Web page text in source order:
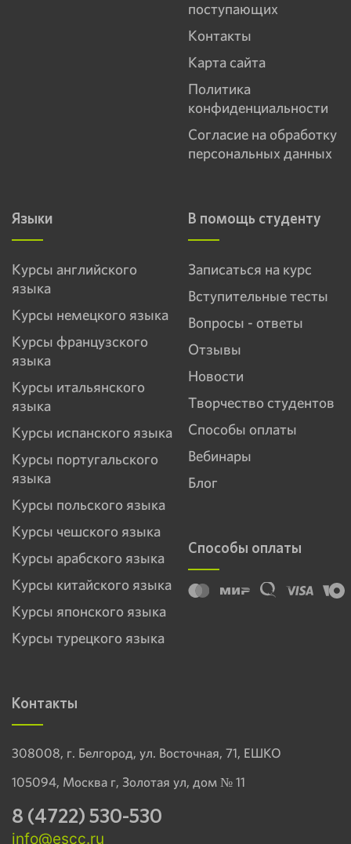
поступающих
Контакты
Карта сайта
Политика
конфиденциальности
Согласие на обработку
персональных данных
В помощь студенту
Записаться на курс
Вступительные тесты
Вопросы - ответы
Отзывы
Новости
Творчество студентов
Способы оплаты
Вебинары
Блог
Способы оплаты
Языки
Курсы английского
языка
Курсы немецкого языка
Курсы французского
языка
Курсы итальянского
языка
Курсы испанского языка
Курсы португальского
языка
Курсы польского языка
Курсы чешского языка
Курсы арабского языка
Курсы китайского языка
Курсы японского языка
Курсы турецкого языка
Контакты
308008, г. Белгород, ул. Восточная, 71, ЕШКО
105094, Москва г, Золотая ул, дом № 11
8 (4722) 530-530
info@escc.ru